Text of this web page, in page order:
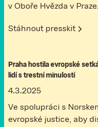
v Oboře Hvězda v Praze.
Stáhnout presskit
Praha hostila evropské
lidí s trestní minulostí
4.3.2025
Ve spolupráci s
evropské justice, aby